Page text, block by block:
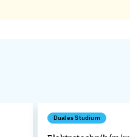
Duales Studium